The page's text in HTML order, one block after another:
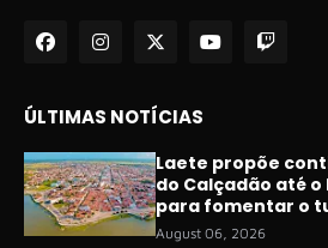
ÚLTIMAS NOTÍCIAS
Laete propõe
do Calçadão até
para fomentar o
August 06, 2026